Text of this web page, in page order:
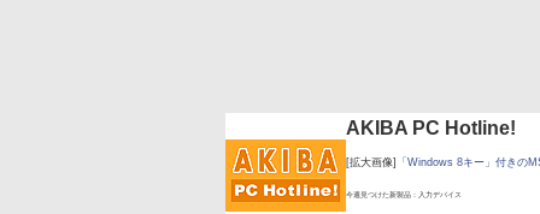
AKIBA PC Hotline!
[拡大画像] 「Windows 8キー」付きの
今週見つけた新製品：入力デバイス